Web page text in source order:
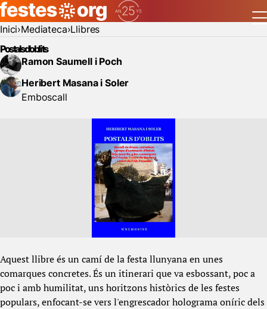
Inici Mediateca Llibres
Postals d'oblits
Ramon Saumell i Poch
Heribert Masana i Soler
Emboscall
Aquest llibre és un camí de la festa llunyana en unes
comarques concretes. És un itinerari que va esbossant, poc a
poc i amb humilitat, uns horitzons històrics de les festes
populars, enfocant-se vers l'engrescador holograma oníric dels